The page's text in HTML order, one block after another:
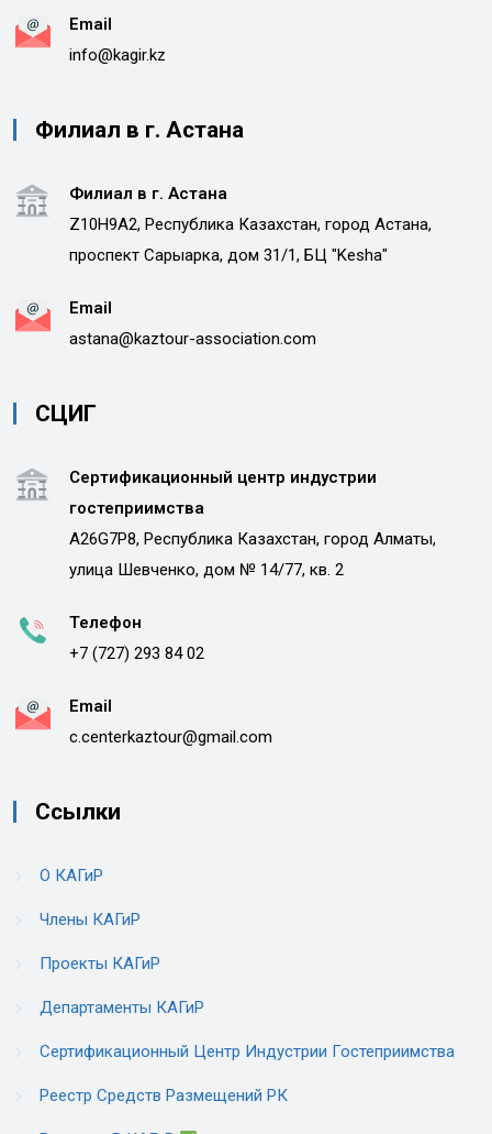
Email
info@kagir.kz
Филиал в г. Астана
Филиал в г. Астана
Z10H9A2, Республика Казахстан, город Астана,
проспект Сарыарка, дом 31/1, БЦ "Kesha"
Email
astana@kaztour-association.com
СЦИГ
Сертификационный центр индустрии
гостеприимства
A26G7P8, Республика Казахстан, город Алматы,
улица Шевченко, дом № 14/77, кв. 2
Телефон
+7 (727) 293 84 02
Email
c.centerkaztour@gmail.com
Ссылки
О КАГиР
Члены КАГиР
Проекты КАГиР
Департаменты КАГиР
Сертификационный Центр Индустрии Гостеприимства
Реестр Средств Размещений РК